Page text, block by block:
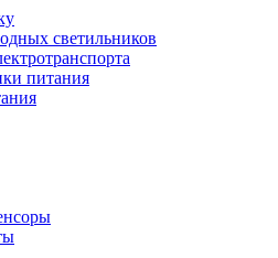
светильников
питания